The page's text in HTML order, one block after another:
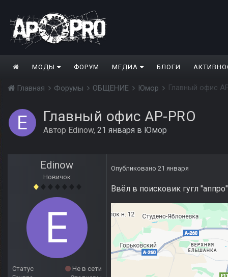
МОДЫ ФОРУМ МЕДИА БЛОГИ
Главная Форумы ОБЩЕНИЕ Юмор Главный офис
Главный офис AP-PRO
Автор Edinow, 21 января в Юмор
Edinow
Новичок
Статус
Не в сети
Опубликовано 21 января
Ввёл в поисковик гугл